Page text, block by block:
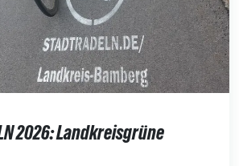
2026: Landkreisgrüne